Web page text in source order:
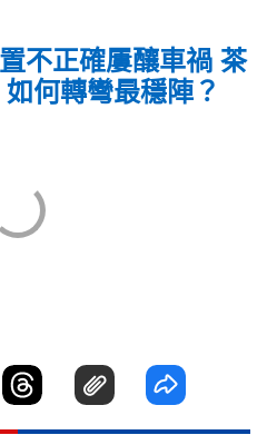
不正確屢釀車禍 茶
何轉彎最穩陣？